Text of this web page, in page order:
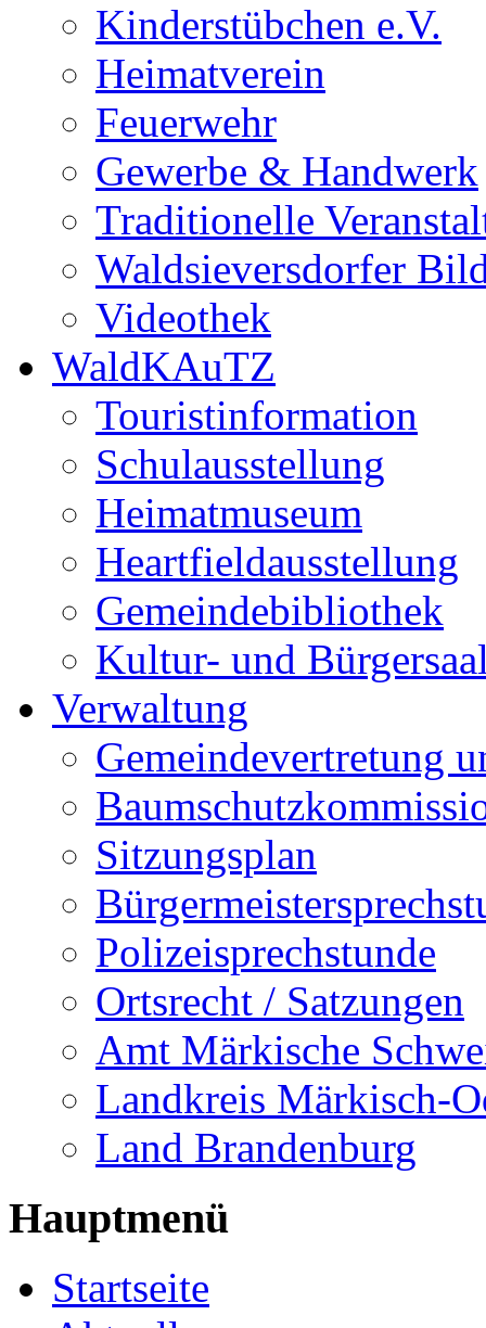
Kinderstübchen e.V.
Heimatverein
Feuerwehr
Gewerbe & Handwerk
Traditionelle
Waldsieversdorfer
Videothek
WaldKAuTZ
Touristinformation
Schulausstellung
Heimatmuseum
Heartfieldausstellung
Gemeindebibliothek
Kultur- und
Verwaltung
Gemeindevertretung
Sitzungsplan
Polizeisprechstunde
Ortsrecht / Satzungen
Amt Märkische
Landkreis Märkisch-
Land Brandenburg
Hauptmenü
Startseite